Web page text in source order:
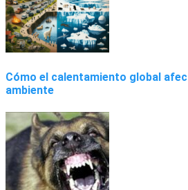
Cómo el calentamiento global
ambiente